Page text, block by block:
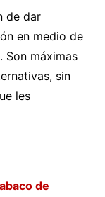
de dar
en medio de
Son máximas
sin
les
de